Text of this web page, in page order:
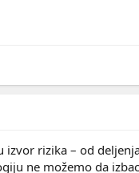
rizika – od
ne možemo da